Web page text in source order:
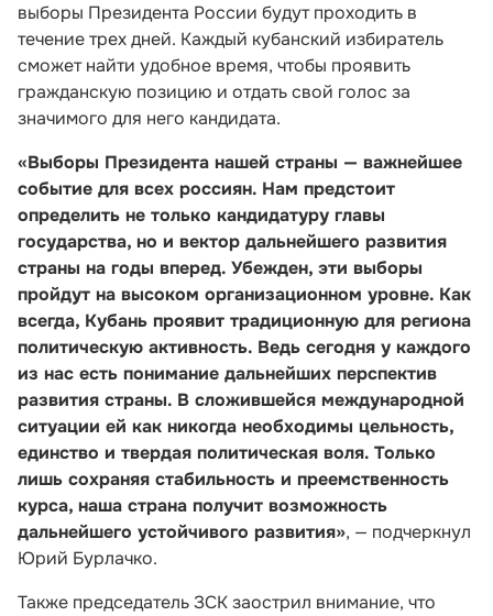
выборы Президента России будут проходить в
течение трех дней. Каждый кубанский избиратель
сможет найти удобное время, чтобы проявить
гражданскую позицию и отдать свой голос за
значимого для него кандидата.
«Выборы Президента нашей страны — важнейшее
событие для всех россиян. Нам предстоит
определить не только кандидатуру главы
государства, но и вектор дальнейшего развития
страны на годы вперед. Убежден, эти выборы
пройдут на высоком организационном уровне. Как
всегда, Кубань проявит традиционную для региона
политическую активность. Ведь сегодня у каждого
из нас есть понимание дальнейших перспектив
развития страны. В сложившейся международной
ситуации ей как никогда необходимы цельность,
единство и твердая политическая воля. Только
лишь сохраняя стабильность и преемственность
курса, наша страна получит возможность
дальнейшего устойчивого развития», — подчеркнул
Юрий Бурлачко.
Также председатель ЗСК заострил внимание, что